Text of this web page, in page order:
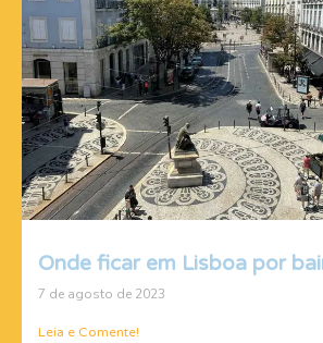
Onde ficar em Lisboa por
7 de agosto de 2023
Leia e Comente!